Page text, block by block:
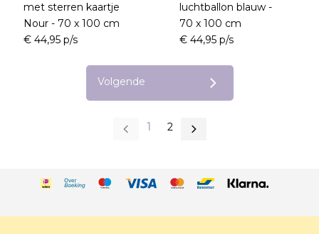
met sterren kaartje
Nour - 70 x 100 cm
€ 44,95 p/s
luchtballon blauw -
70 x 100 cm
€ 44,95 p/s
Volgende
1 2